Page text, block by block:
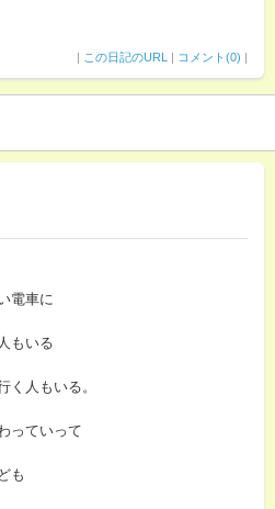
| この日記のURL | コメント(0) |
電車に
もいる
く人もいる。
っていって
も